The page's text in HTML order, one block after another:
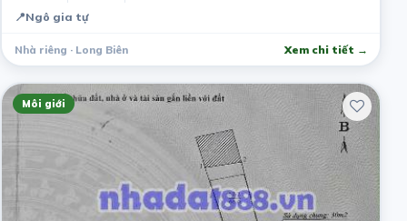
📍Ngô gia tự
Nhà riêng · Long Biên Xem chi tiết →
Môi giới